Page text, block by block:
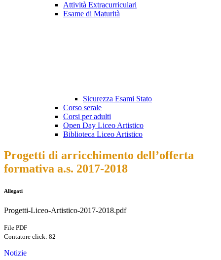
Attività Extracurriculari
Esame di Maturità
Sicurezza Esami Stato
Corso serale
Corsi per adulti
Open Day Liceo Artistico
Biblioteca Liceo Artistico
Progetti di arricchimento dell’offerta
formativa a.s. 2017-2018
Allegati
Progetti-Liceo-Artistico-2017-2018.pdf
File PDF
Contatore click: 82
Notizie